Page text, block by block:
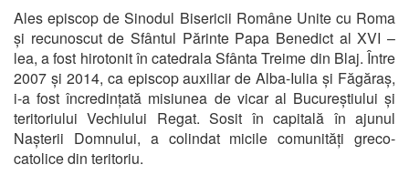
Ales episcop de Sinodul Bisericii Române Unite cu Roma
și recunoscut de Sfântul Părinte Papa Benedict al XVI –
lea, a fost hirotonit în catedrala Sfânta Treime din Blaj. Între
2007 și 2014, ca episcop auxiliar de Alba-Iulia și Făgăraș,
i-a fost încredințată misiunea de vicar al Bucureștiului și
teritoriului Vechiului Regat. Sosit în capitală în ajunul
Nașterii Domnului, a colindat micile comunități greco-
catolice din teritoriu.